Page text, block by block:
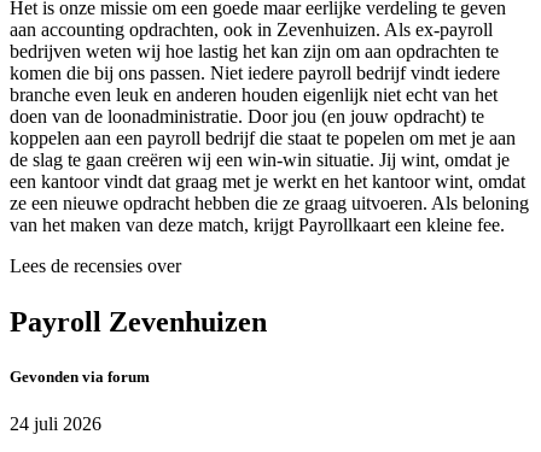
Het is onze missie om een goede maar eerlijke verdeling te geven
aan accounting opdrachten, ook in Zevenhuizen. Als ex-payroll
bedrijven weten wij hoe lastig het kan zijn om aan opdrachten te
komen die bij ons passen. Niet iedere payroll bedrijf vindt iedere
branche even leuk en anderen houden eigenlijk niet echt van het
doen van de loonadministratie. Door jou (en jouw opdracht) te
koppelen aan een payroll bedrijf die staat te popelen om met je aan
de slag te gaan creëren wij een win-win situatie. Jij wint, omdat je
een kantoor vindt dat graag met je werkt en het kantoor wint, omdat
ze een nieuwe opdracht hebben die ze graag uitvoeren. Als beloning
van het maken van deze match, krijgt Payrollkaart een kleine fee.
Lees de recensies over
Payroll Zevenhuizen
Gevonden via forum
24 juli 2026